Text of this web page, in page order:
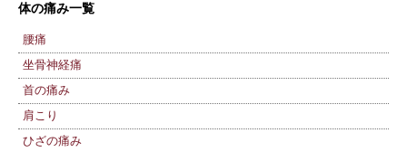
体の痛み一覧
腰痛
坐骨神経痛
首の痛み
肩こり
ひざの痛み